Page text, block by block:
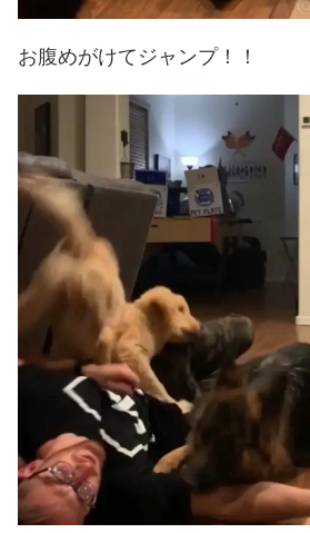
お腹めがけてジャンプ！！